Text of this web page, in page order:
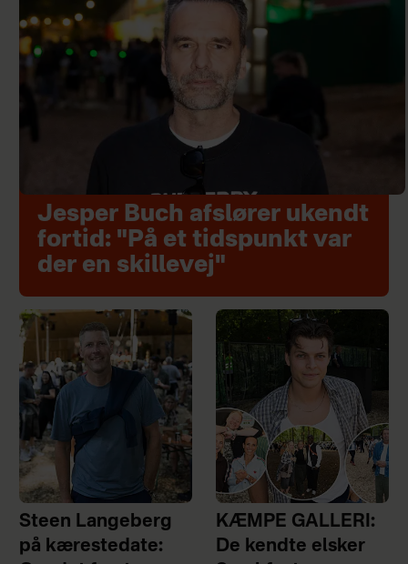
Jesper Buch afslører ukendt
fortid: "På et tidspunkt var
der en skillevej"
Steen Langeberg
på kærestedate:
KÆMPE GALLERI:
De kendte elsker